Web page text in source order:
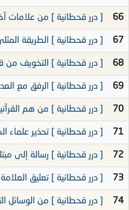
66 [ درر قحطانية ] من علامات
67 [ درر قحطانية ] الطريقة
68 [ درر قحطانية ] التخويف من
69 [ درر قحطانية ] الرفق مع
70 [ درر قحطانية ] من هم
71 [ درر قحطانية ] تحذير
72 [ درر قحطانية ] رسالة إلى
73 [ درر قحطانية ] تعليق
74 [ درر قحطانية ] من الوسائل